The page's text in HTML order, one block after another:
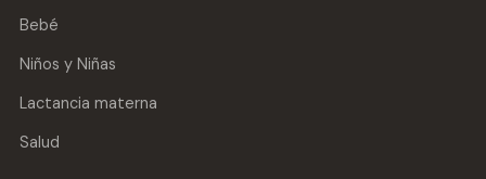
Bebé
Niños y Niñas
Lactancia materna
Salud